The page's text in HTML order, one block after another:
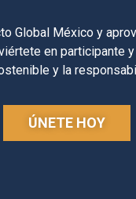
Global México y
en participante
y la
ÚNETE HOY